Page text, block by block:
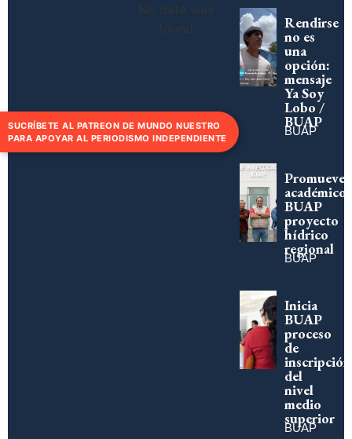
No data was
found
Rendirse
no es
una
opción:
mensaje
Ya Soy
Lobo /
BUAP
BUAP
Promueve
académico
BUAP
proyecto
hídrico
regional
BUAP
Inicia
BUAP
proceso
de
inscripción
del
nivel
medio
superior
BUAP
SUCRÍBETE AL PATREON DE MUNDO NUESTRO
PARA APOYAR AL PERIODISMO INDEPENDIENTE